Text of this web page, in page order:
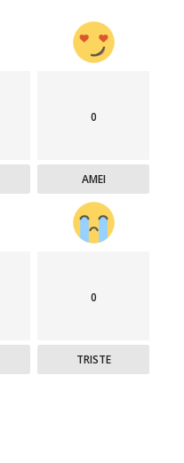
0
AMEI
0
TRISTE